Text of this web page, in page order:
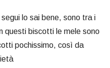
segui lo sai bene, sono tra i
questi biscotti le mele sono
pochissimo, così da